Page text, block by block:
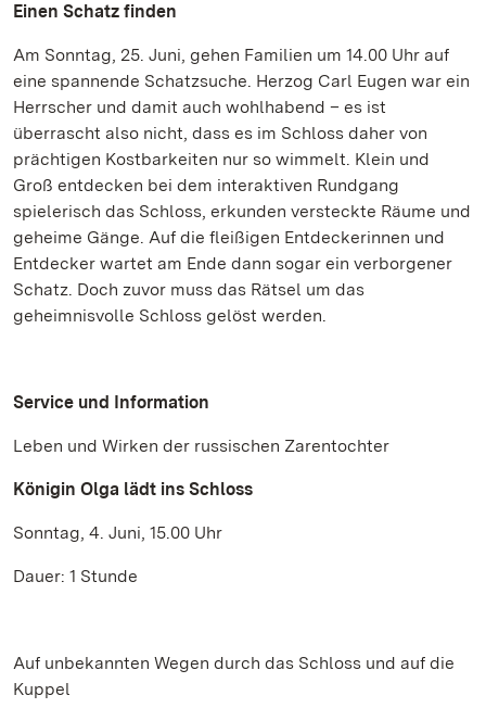
Einen Schatz finden
Am Sonntag, 25. Juni, gehen Familien um 14.00 Uhr auf
eine spannende Schatzsuche. Herzog Carl Eugen war ein
Herrscher und damit auch wohlhabend – es ist
überrascht also nicht, dass es im Schloss daher von
prächtigen Kostbarkeiten nur so wimmelt. Klein und
Groß entdecken bei dem interaktiven Rundgang
spielerisch das Schloss, erkunden versteckte Räume und
geheime Gänge. Auf die fleißigen Entdeckerinnen und
Entdecker wartet am Ende dann sogar ein verborgener
Schatz. Doch zuvor muss das Rätsel um das
geheimnisvolle Schloss gelöst werden.
Service und Information
Leben und Wirken der russischen Zarentochter
Königin Olga lädt ins Schloss
Sonntag, 4. Juni, 15.00 Uhr
Dauer: 1 Stunde
Auf unbekannten Wegen durch das Schloss und auf die
Kuppel